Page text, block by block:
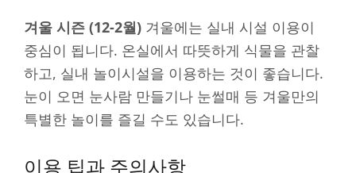
겨울 시즌 (12-2월) 겨울에는 실내 시설 이용이
중심이 됩니다. 온실에서 따뜻하게 식물을 관찰
하고, 실내 놀이시설을 이용하는 것이 좋습니다.
눈이 오면 눈사람 만들기나 눈썰매 등 겨울만의
특별한 놀이를 즐길 수도 있습니다.
이용 팁과 주의사항